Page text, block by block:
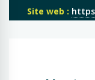
Site web :